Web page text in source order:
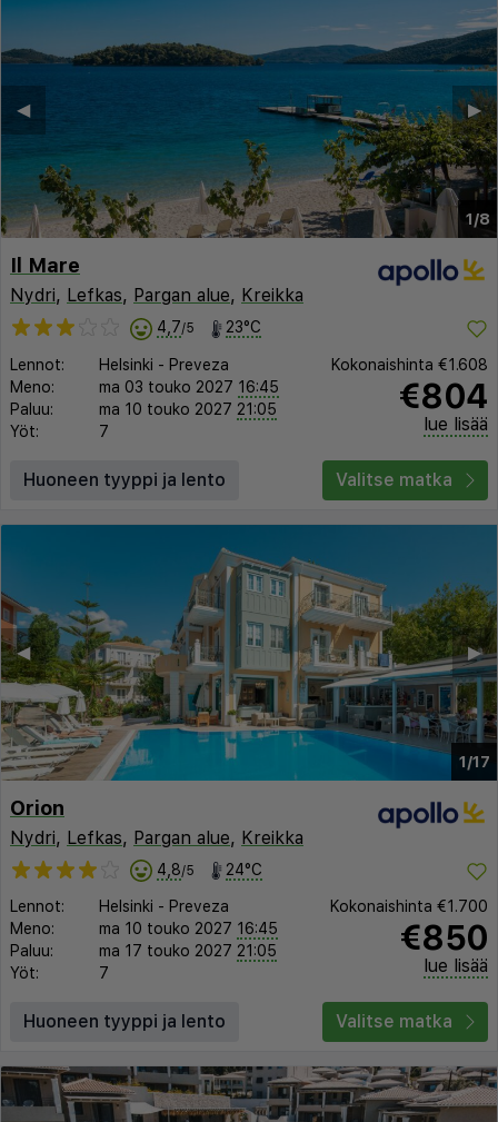
1/8
▶︎
◀︎
Il Mare
Nydri, Lefkas, Pargan alue, Kreikka
4,7/5 23°C
Lennot: Helsinki - Preveza
Meno:
ma 03 touko 2027 16:45
Paluu:
ma 10 touko 2027 21:05
Yöt:
7
Kokonaishinta €1.608
€804
lue lisää
Huoneen tyyppi ja lento Valitse matka
1/17
▶︎
◀︎
Orion
Nydri, Lefkas, Pargan alue, Kreikka
4,8/5 24°C
Lennot: Helsinki - Preveza
Meno:
ma 10 touko 2027 16:45
Paluu:
ma 17 touko 2027 21:05
Yöt:
7
Kokonaishinta €1.700
€850
lue lisää
Huoneen tyyppi ja lento Valitse matka